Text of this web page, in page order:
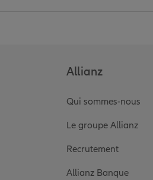
Allianz
Qui sommes-nous
Le groupe Allianz
Recrutement
Allianz Banque